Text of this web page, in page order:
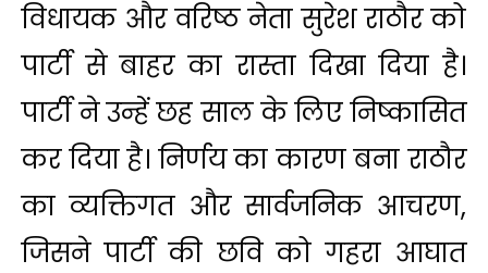
विधायक और वरिष्ठ नेता सुरेश राठौर को
पार्टी से बाहर का रास्ता दिखा दिया है।
पार्टी ने उन्हें छह साल के लिए निष्कासित
कर दिया है। निर्णय का कारण बना राठौर
का व्यक्तिगत और सार्वजनिक आचरण,
जिसने पार्टी की छवि को गहरा आघात